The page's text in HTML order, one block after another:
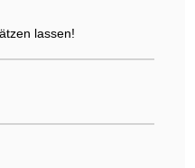
lassen!